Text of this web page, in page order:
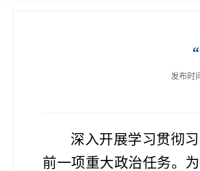
发布时
深入开展学习贯彻
前一项重大政治任务。